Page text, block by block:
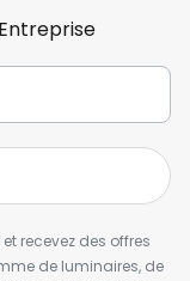
Entreprise
recevez des offres
de luminaires, de